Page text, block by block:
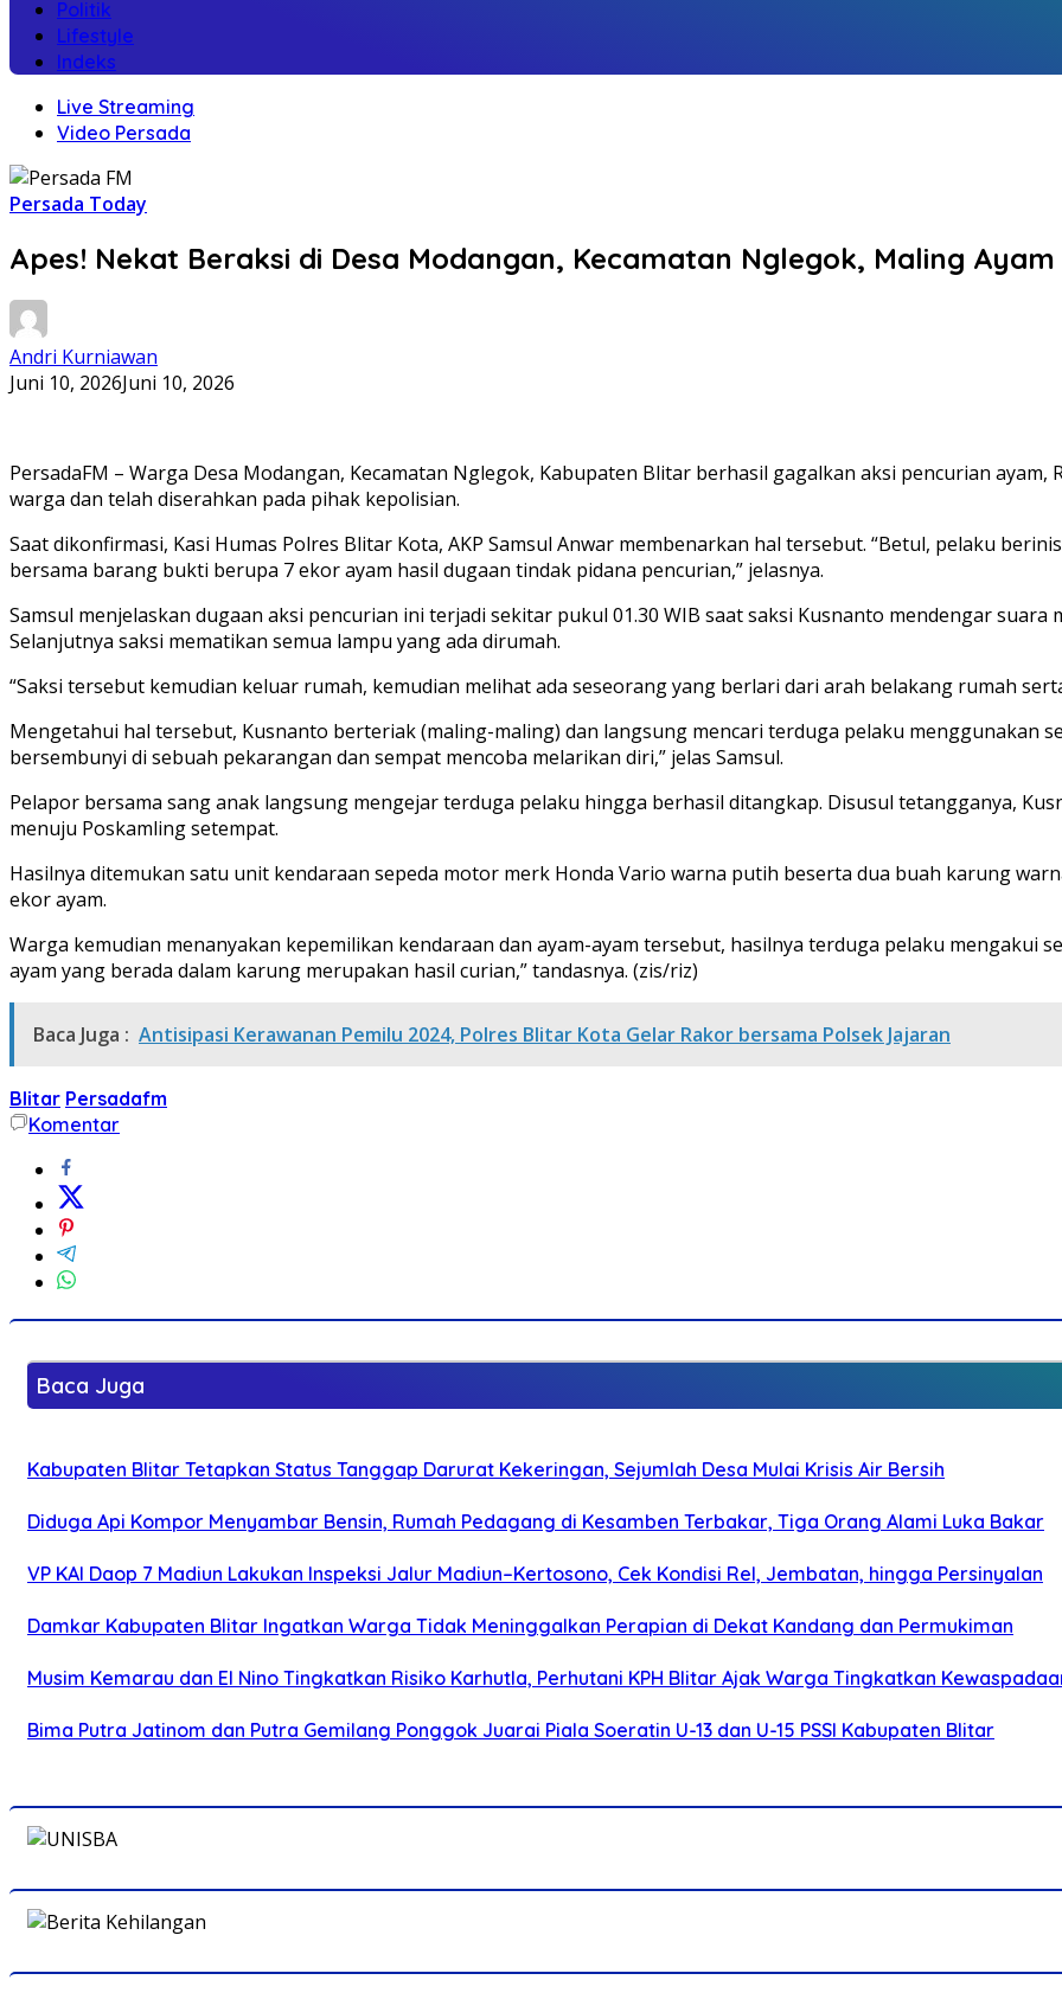
Politik
Lifestyle
Indeks
Live Streaming
Video Persada
Persada Today
Apes! Nekat Beraksi di Desa Modangan, Kecamatan Nglegok, Maling
Andri Kurniawan
Juni 10, 2026Juni 10, 2026
PersadaFM – Warga Desa Modangan, Kecamatan Nglegok, Kabupaten Blitar berhasil gagalkan aksi pencurian
warga dan telah diserahkan pada pihak kepolisian.
Saat dikonfirmasi, Kasi Humas Polres Blitar Kota, AKP Samsul Anwar membenarkan hal tersebut. “Betul, pelaku
bersama barang bukti berupa 7 ekor ayam hasil dugaan tindak pidana pencurian,” jelasnya.
Samsul menjelaskan dugaan aksi pencurian ini terjadi sekitar pukul 01.30 WIB saat saksi Kusnanto mendengar
Selanjutnya saksi mematikan semua lampu yang ada dirumah.
“Saksi tersebut kemudian keluar rumah, kemudian melihat ada seseorang yang berlari dari arah belakang rumah
Mengetahui hal tersebut, Kusnanto berteriak (maling-maling) dan langsung mencari terduga pelaku menggunakan
bersembunyi di sebuah pekarangan dan sempat mencoba melarikan diri,” jelas Samsul.
Pelapor bersama sang anak langsung mengejar terduga pelaku hingga berhasil ditangkap. Disusul tetangganya,
menuju Poskamling setempat.
Hasilnya ditemukan satu unit kendaraan sepeda motor merk Honda Vario warna putih beserta dua buah karung
ekor ayam.
Warga kemudian menanyakan kepemilikan kendaraan dan ayam-ayam tersebut, hasilnya terduga pelaku mengakui
ayam yang berada dalam karung merupakan hasil curian,” tandasnya. (zis/riz)
Baca Juga : Antisipasi Kerawanan Pemilu 2024, Polres Blitar Kota Gelar Rakor bersama Polsek Jajaran
Blitar Persadafm
Komentar
Baca Juga
Kabupaten Blitar Tetapkan Status Tanggap Darurat Kekeringan, Sejumlah Desa Mulai Krisis Air Bersih
Diduga Api Kompor Menyambar Bensin, Rumah Pedagang di Kesamben Terbakar, Tiga Orang Alami Luka Bakar
VP KAI Daop 7 Madiun Lakukan Inspeksi Jalur Madiun–Kertosono, Cek Kondisi Rel, Jembatan, hingga Persinyalan
Damkar Kabupaten Blitar Ingatkan Warga Tidak Meninggalkan Perapian di Dekat Kandang dan Permukiman
Musim Kemarau dan El Nino Tingkatkan Risiko Karhutla, Perhutani KPH Blitar Ajak Warga Tingkatkan
Bima Putra Jatinom dan Putra Gemilang Ponggok Juarai Piala Soeratin U-13 dan U-15 PSSI Kabupaten Blitar